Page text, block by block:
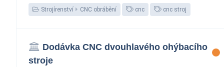
Strojírenství CNC obrábění cnc cnc stroj
Dodávka CNC dvouhlavého ohýbacího
stroje